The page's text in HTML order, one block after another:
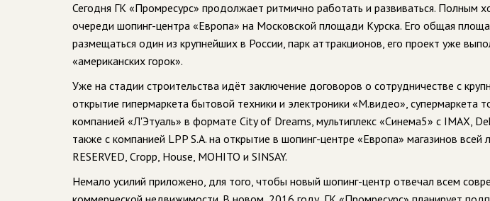
Сегодня ГК «Промресурс» продолжает ритмично работать и развиваться. Полным
очереди шопинг-центра «Европа» на Московской площади Курска. Его общая
размещаться один из крупнейших в России, парк аттракционов, его проект уже
«американских горок».
Уже на стадии строительства идёт заключение договоров о сотрудничестве с
открытие гипермаркета бытовой техники и электроники «М.видео», супермаркета
компанией «Л'Этуаль» в формате City of Dreams, мультиплекс «Синема5» с IMAX,
также с компанией LPP S.A. на открытие в шопинг-центре «Европа» магазинов всей
RESERVED, Cropp, House, MOHITO и SINSAY.
Немало усилий приложено, для того, чтобы новый шопинг-центр отвечал всем